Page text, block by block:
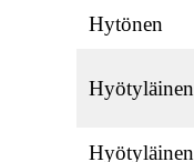
Hytönen
Hyötyläinen
Hyötyläinen